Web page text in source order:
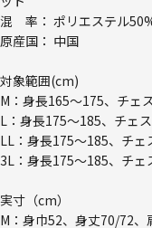
混 率： ポリエステル
原産国： 中国
対象範囲(cm)
M：身長165～175、チェ
L：身長175～185、チェ
LL：身長175～185、チェ
3L：身長175～185、チェ
実寸（cm）
M：身巾52、身丈70/72、